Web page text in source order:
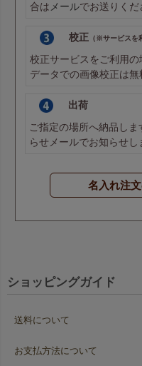
合は メールでお送りくだ
校正 （※サービスを
校正サービスをご利用の
データでの画像校正は無
出荷
ご指定の場所へ納品し
らせメールでお知らせし
名入れ注
ショッピングガイド
送料について
お支払方法について